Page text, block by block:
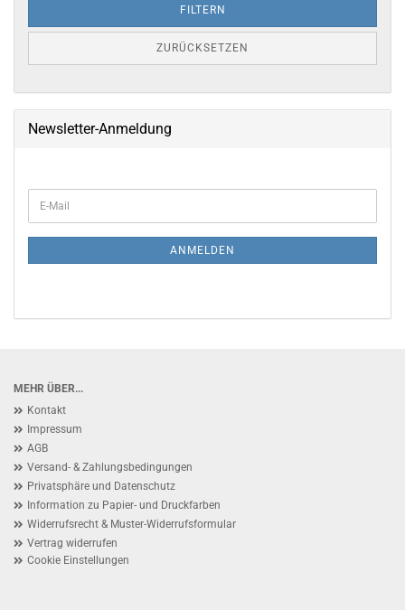
FILTERN
ZURÜCKSETZEN
Newsletter-Anmeldung
ZUR
NEWSLETTER-
E-
Mail
ANMELDEN
MEHR ÜBER...
Kontakt
Impressum
AGB
Versand- & Zahlungsbedingungen
Privatsphäre und Datenschutz
Information zu Papier- und Druckfarben
Widerrufsrecht & Muster-Widerrufsformular
Vertrag widerrufen
Cookie Einstellungen